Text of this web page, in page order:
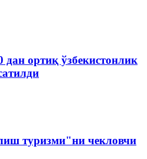
дан ортиқ ўзбекистонлик
туризми"ни чекловчи